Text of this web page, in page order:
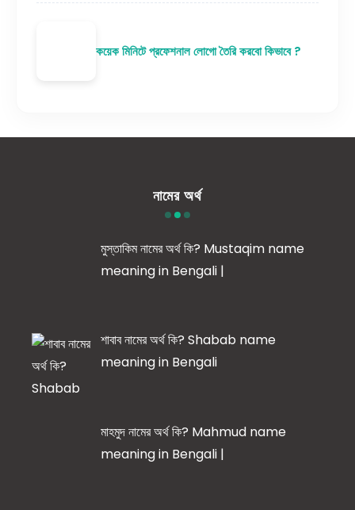
কয়েক মিনিটে প্রফেশনাল লোগো তৈরি করবো কিভাবে ?
নামের অর্থ
মুস্তাকিম নামের অর্থ কি? Mustaqim name
meaning in Bengali |
শাবাব নামের অর্থ কি? Shabab name
meaning in Bengali
মাহমুদ নামের অর্থ কি? Mahmud name
meaning in Bengali |